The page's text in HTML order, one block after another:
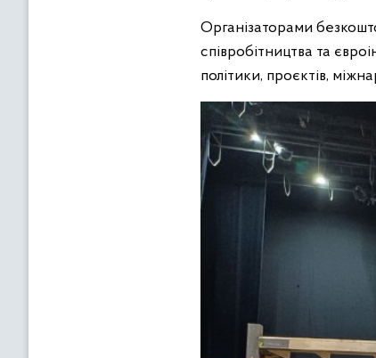
Організаторами
співробітництва та
політики, проєктів,